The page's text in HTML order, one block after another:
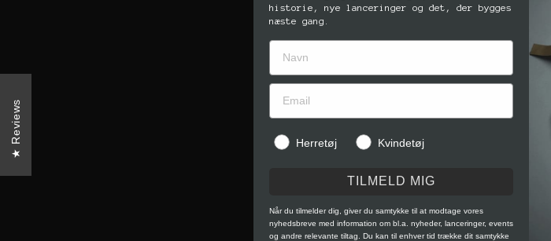
Reviews
historie, nye lanceringer og det, der bygges
næste gang.
Herretøj Kvindetøj
TILMELD MIG
Når du tilmelder dig, giver du samtykke til at modtage vores
nyhedsbreve med information om bl.a. nyheder, lanceringer, events
og andre relevante tiltag. Du kan til enhver tid trække dit samtykke